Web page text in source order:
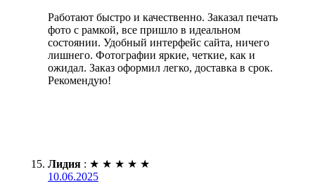
Работают быстро и качественно. Заказал печать
фото с рамкой, все пришло в идеальном
состоянии. Удобный интерфейс сайта, ничего
лишнего. Фотографии яркие, четкие, как и
ожидал. Заказ оформил легко, доставка в срок.
Рекомендую!
Лидия : ★ ★ ★ ★ ★
10.06.2025